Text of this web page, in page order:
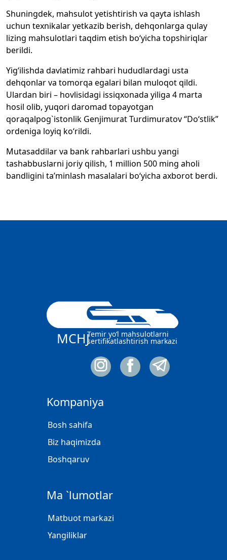
Shuningdek, mahsulot yetishtirish va qayta ishlash
uchun texnikalar yetkazib berish, dehqonlarga qulay
lizing mahsulotlari taqdim etish bo‘yicha topshiriqlar
berildi.
Yig‘ilishda davlatimiz rahbari hududlardagi usta
dehqonlar va tomorqa egalari bilan muloqot qildi.
Ulardan biri – hovlisidagi issiqxonada yiliga 4 marta
hosil olib, yuqori daromad topayotgan
qoraqalpog`istonlik Genjimurat Turdimuratov “Do‘stlik”
ordeniga loyiq ko‘rildi.
Mutasaddilar va bank rahbarlari ushbu yangi
tashabbuslarni joriy qilish, 1 million 500 ming aholi
bandligini ta’minlash masalalari bo‘yicha axborot berdi.
MCHJTemir yo‘l mahsulotlarni
sertifikatlashtirish markazi
Kompaniya
Bosh sahifa
Biz haqimizda
Boshqaruv
Ma `lumotlar
Matbuot markazi
Yangiliklar